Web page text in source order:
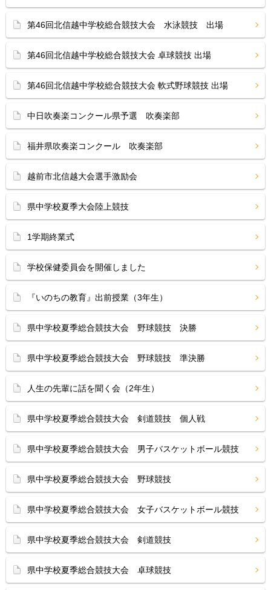
第46回北信越中学校総合競技大会 水泳競技 出場
第46回北信越中学校総合競技大会 卓球競技 出場
第46回北信越中学校総合競技大会 軟式野球競技 出場
中日吹奏楽コンクール県予選 吹奏楽部
福井県吹奏楽コンクール 吹奏楽部
越前市北信越大会選手激励会
県中学校夏季大会陸上競技
1学期終業式
学校保健委員会を開催しました
『いのちの教育』出前授業（3年生）
県中学校夏季総合競技大会 野球競技 決勝
県中学校夏季総合競技大会 野球競技 準決勝
人生の先輩に話を聞く会（2年生）
県中学校夏季総合競技大会 剣道競技 個人戦
県中学校夏季総合競技大会 男子バスケットボール競技
県中学校夏季総合競技大会 野球競技
県中学校夏季総合競技大会 女子バスケットボール競技
県中学校夏季総合競技大会 剣道競技
県中学校夏季総合競技大会 卓球競技